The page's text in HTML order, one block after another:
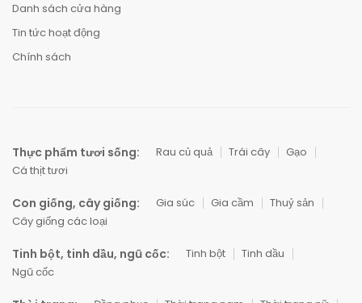
Danh sách cửa hàng
Tin tức hoạt động
Chính sách
Thực phẩm tươi sống: Rau củ quả Trái cây
Gạo
Cá thịt tươi
Con giống, cây giống: Gia súc Gia cầm
Thuỷ sản
Cây giống các loại
Tinh bột, tinh dầu, ngũ cốc: Tinh bột
Tinh dầu
Ngũ cốc